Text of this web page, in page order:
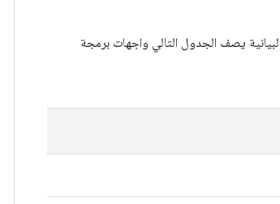
يصف الجدول التالي واجهات برمجة